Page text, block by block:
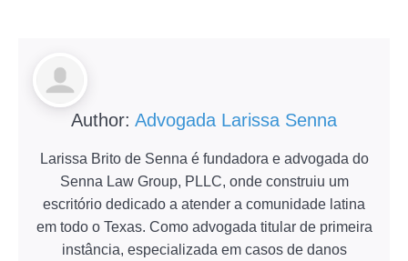
Author: Advogada Larissa Senna
Larissa Brito de Senna é fundadora e advogada do
Senna Law Group, PLLC, onde construiu um
escritório dedicado a atender a comunidade latina
em todo o Texas. Como advogada titular de primeira
instância, especializada em casos de danos